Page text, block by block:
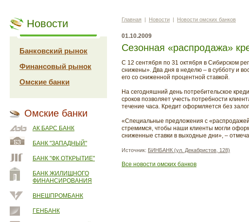
Новости
Банковский рынок
Финансовый рынок
Омские банки
Омские банки
АК БАРС БАНК
БАНК "ЗАПАДНЫЙ"
БАНК "ФК ОТКРЫТИЕ"
БАНК ЖИЛИЩНОГО
ФИНАНСИРОВАНИЯ
ВНЕШПРОМБАНК
ГЕНБАНК
Главная | Новости | Новости омских банков
01.10.2009
Сезонная «распродажа»
С 12 сентября по 31 октября в Сибирском
снижены». Два дня в неделю – в субботу и
его со сниженной процентной ставкой.
На сегодняшний день потребительское
сроков позволяет учесть потребности
течение часа. Кредит оформляется без
«Специальные предложения с
стремимся, чтобы наши клиенты могли
сниженные ставки в выходные дни», –
Источник: БИНБАНК (ул. Декабристов, 128)
Все новости омских банков